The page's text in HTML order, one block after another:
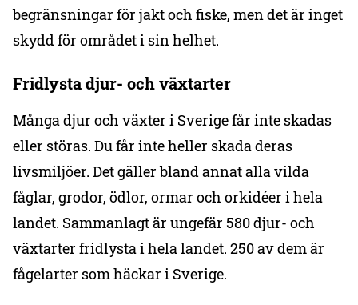
begränsningar för jakt och fiske, men det är inget
skydd för området i sin helhet.
Fridlysta djur- och växtarter
Många djur och växter i Sverige får inte skadas
eller störas. Du får inte heller skada deras
livsmiljöer. Det gäller bland annat alla vilda
fåglar, grodor, ödlor, ormar och orkidéer i hela
landet. Sammanlagt är ungefär 580 djur- och
växtarter fridlysta i hela landet. 250 av dem är
fågelarter som häckar i Sverige.